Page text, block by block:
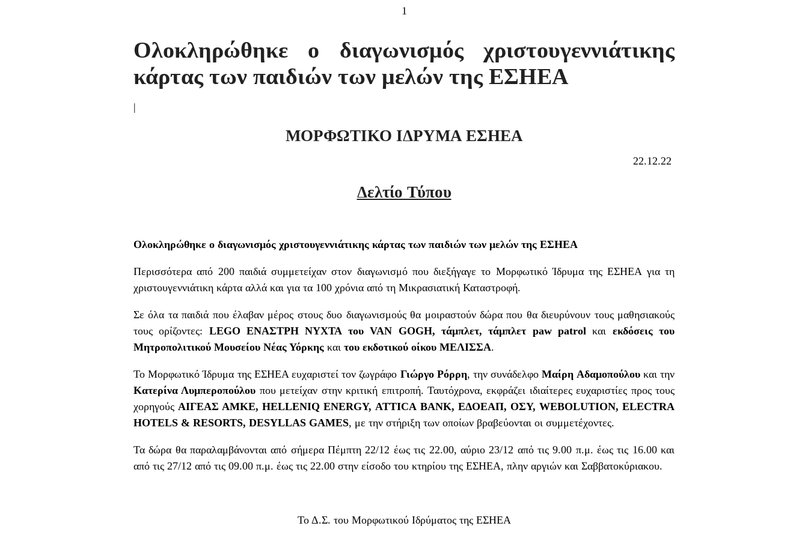
1
Ολοκληρώθηκε ο διαγωνισμός χριστουγεννιάτικης
κάρτας των παιδιών των μελών της ΕΣΗΕΑ
|
ΜΟΡΦΩΤΙΚΟ ΙΔΡΥΜΑ ΕΣΗΕΑ
22.12.22
Δελτίο Τύπου
Ολοκληρώθηκε ο διαγωνισμός χριστουγεννιάτικης κάρτας των παιδιών των μελών της ΕΣΗΕΑ
Περισσότερα από 200 παιδιά συμμετείχαν στον διαγωνισμό που διεξήγαγε το Μορφωτικό Ίδρυμα της ΕΣΗΕΑ για τη
χριστουγεννιάτικη κάρτα αλλά και για τα 100 χρόνια από τη Μικρασιατική Καταστροφή.
Σε όλα τα παιδιά που έλαβαν μέρος στους δυο διαγωνισμούς θα μοιραστούν δώρα που θα διευρύνουν τους μαθησιακούς
τους ορίζοντες: LEGO ΕΝΑΣΤΡΗ ΝΥΧΤΑ τουVAN GOGH, τάμπλετ, τάμπλετ paw patrolκαι εκδόσεις του
Μητροπολιτικού Μουσείου Νέας Υόρκης και του εκδοτικού οίκου ΜΕΛΙΣΣΑ.
Το Μορφωτικό Ίδρυμα της ΕΣΗΕΑ ευχαριστεί τον ζωγράφο Γιώργο Ρόρρη, την συνάδελφοΜαίρη Αδαμοπούλουκαι την
Κατερίνα Λυμπεροπούλου που μετείχαν στην κριτική επιτροπή. Ταυτόχρονα, εκφράζει ιδιαίτερες ευχαριστίες προς τους
χορηγούςΑΙΓΕΑΣ ΑΜΚΕ,HELLENIQ ENERGY, ATTICA BANK, ΕΔΟΕΑΠ, ΟΣΥ, WEBOLUTION,ELECTRA
HOTELS & RESORTS, DESYLLAS GAMES, με την στήριξη των οποίων βραβεύονται οι συμμετέχοντες.
Τα δώρα θα παραλαμβάνονται από σήμερα Πέμπτη 22/12 έως τις 22.00, αύριο 23/12 από τις 9.00 π.μ. έως τις 16.00 και
από τις 27/12 από τις 09.00 π.μ. έως τις 22.00 στην είσοδο του κτηρίου της ΕΣΗΕΑ, πλην αργιών και Σαββατοκύριακου.
Το Δ.Σ. του Μορφωτικού Ιδρύματος της ΕΣΗΕΑ